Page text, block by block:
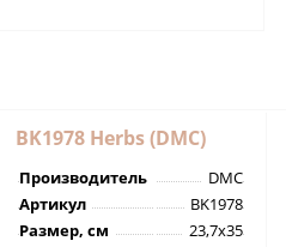
BK1978 Herbs (DMC)
Производитель
DMC
Артикул
BK1978
Размер, см
23,7х35